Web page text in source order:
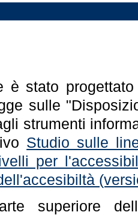
è stato
sulle
strumenti
Studio sulle
per
superiore